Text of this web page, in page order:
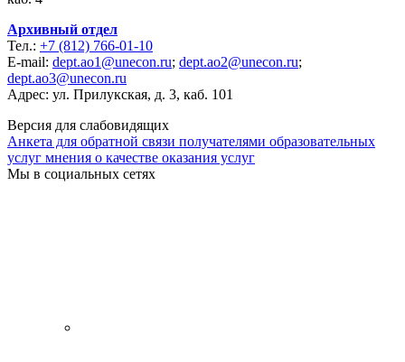
Архивный отдел
Тел.: +7 (812) 766-01-10
E-mail: dept.ao1@unecon.ru; dept.ao2@unecon.ru;
dept.ao3@unecon.ru
Адрес: ул. Прилукская, д. 3, каб. 101
Версия для слабовидящих
Анкета для обратной связи получателями образовательных
услуг мнения о качестве оказания услуг
Мы в социальных сетях